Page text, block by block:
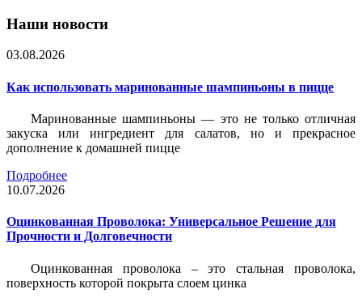
Наши новости
03.08.2026
Как использовать маринованные шампиньоны в пицце
Маринованные шампиньоны — это не только отличная
закуска или ингредиент для салатов, но и прекрасное
дополнение к домашней пицце
Подробнее
10.07.2026
Оцинкованная Проволока: Универсальное Решение для
Прочности и Долговечности
Оцинкованная проволока – это стальная проволока,
поверхность которой покрыта слоем цинка